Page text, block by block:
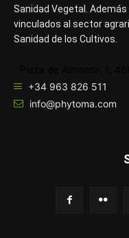
Sanidad Vegetal.
vinculados al sector
Sanidad de los Cultivos.
+34 963 826 511
info@phytoma.com